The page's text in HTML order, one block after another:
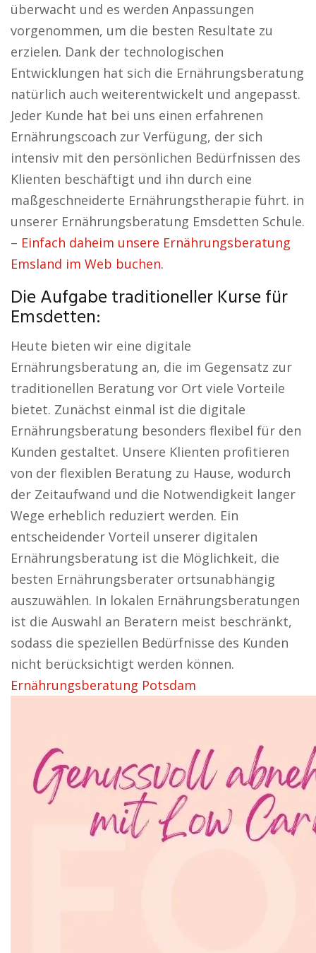
überwacht und es werden Anpassungen
vorgenommen, um die besten Resultate zu
erzielen. Dank der technologischen
Entwicklungen hat sich die Ernährungsberatung
natürlich auch weiterentwickelt und angepasst.
Jeder Kunde hat bei uns einen erfahrenen
Ernährungscoach zur Verfügung, der sich
intensiv mit den persönlichen Bedürfnissen des
Klienten beschäftigt und ihn durch eine
maßgeschneiderte Ernährungstherapie führt. in
unserer Ernährungsberatung Emsdetten Schule.
– Einfach daheim unsere Ernährungsberatung
Emsland im Web buchen.
Die Aufgabe traditioneller Kurse für
Emsdetten:
Heute bieten wir eine digitale
Ernährungsberatung an, die im Gegensatz zur
traditionellen Beratung vor Ort viele Vorteile
bietet. Zunächst einmal ist die digitale
Ernährungsberatung besonders flexibel für den
Kunden gestaltet. Unsere Klienten profitieren
von der flexiblen Beratung zu Hause, wodurch
der Zeitaufwand und die Notwendigkeit langer
Wege erheblich reduziert werden. Ein
entscheidender Vorteil unserer digitalen
Ernährungsberatung ist die Möglichkeit, die
besten Ernährungsberater ortsunabhängig
auszuwählen. In lokalen Ernährungsberatungen
ist die Auswahl an Beratern meist beschränkt,
sodass die speziellen Bedürfnisse des Kunden
nicht berücksichtigt werden können.
Ernährungsberatung Potsdam